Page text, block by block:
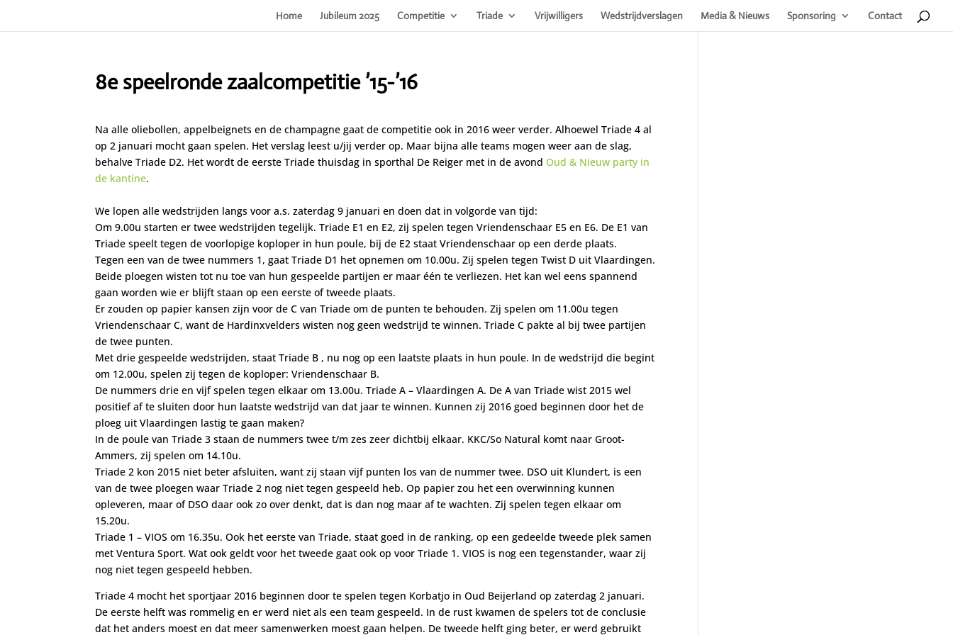
Home Jubileum 2025 Competitie Triade Vrijwilligers Wedstrijdverslagen Media & Nieuws Sponsoring Contact
8e speelronde zaalcompetitie ’15-’16
Na alle oliebollen, appelbeignets en de champagne gaat de competitie ook in 2016 weer verder. Alhoewel Triade 4 al
op 2 januari mocht gaan spelen. Het verslag leest u/jij verder op. Maar bijna alle teams mogen weer aan de slag,
behalve Triade D2. Het wordt de eerste Triade thuisdag in sporthal De Reiger met in de avondOud & Nieuw party in
de kantine.
We lopen alle wedstrijden langs voor a.s. zaterdag 9 januari en doen dat in volgorde van tijd:
Om 9.00u starten er twee wedstrijden tegelijk. Triade E1 en E2, zij spelen tegen Vriendenschaar E5 en E6. De E1 van
Triade speelt tegen de voorlopige koploper in hun poule, bij de E2 staat Vriendenschaar op een derde plaats.
Tegen een van de twee nummers 1, gaat Triade D1 het opnemen om 10.00u. Zij spelen tegen Twist D uit Vlaardingen.
Beide ploegen wisten tot nu toe van hun gespeelde partijen er maar één te verliezen. Het kan wel eens spannend
gaan worden wie er blijft staan op een eerste of tweede plaats.
Er zouden op papier kansen zijn voor de C van Triade om de punten te behouden. Zij spelen om 11.00u tegen
Vriendenschaar C, want de Hardinxvelders wisten nog geen wedstrijd te winnen. Triade C pakte al bij twee partijen
de twee punten.
Met drie gespeelde wedstrijden, staat Triade B , nu nog op een laatste plaats in hun poule. In de wedstrijd die begint
om 12.00u, spelen zij tegen de koploper: Vriendenschaar B.
De nummers drie en vijf spelen tegen elkaar om 13.00u. Triade A – Vlaardingen A. De A van Triade wist 2015 wel
positief af te sluiten door hun laatste wedstrijd van dat jaar te winnen. Kunnen zij 2016 goed beginnen door het de
ploeg uit Vlaardingen lastig te gaan maken?
In de poule van Triade 3 staan de nummers twee t/m zes zeer dichtbij elkaar. KKC/So Natural komt naar Groot-
Ammers, zij spelen om 14.10u.
Triade 2 kon 2015 niet beter afsluiten, want zij staan vijf punten los van de nummer twee. DSO uit Klundert, is een
van de twee ploegen waar Triade 2 nog niet tegen gespeeld heb. Op papier zou het een overwinning kunnen
opleveren, maar of DSO daar ook zo over denkt, dat is dan nog maar af te wachten. Zij spelen tegen elkaar om
15.20u.
Triade 1 – VIOS om 16.35u. Ook het eerste van Triade, staat goed in de ranking, op een gedeelde tweede plek samen
met Ventura Sport. Wat ook geldt voor het tweede gaat ook op voor Triade 1. VIOS is nog een tegenstander, waar zij
nog niet tegen gespeeld hebben.
Triade 4 mocht het sportjaar 2016 beginnen door te spelen tegen Korbatjo in Oud Beijerland op zaterdag 2 januari.
De eerste helft was rommelig en er werd niet als een team gespeeld. In de rust kwamen de spelers tot de conclusie
dat het anders moest en dat meer samenwerken moest gaan helpen. De tweede helft ging beter, er werd gebruikt